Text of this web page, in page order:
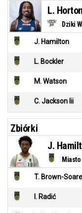
Dziki
L. Horton
J. Hamilton
L. Bockler
M. Watson
C. Jackson Iii
Zbiórki
J.
T. Brown-
I. Radić